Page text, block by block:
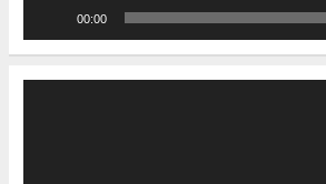
00:00